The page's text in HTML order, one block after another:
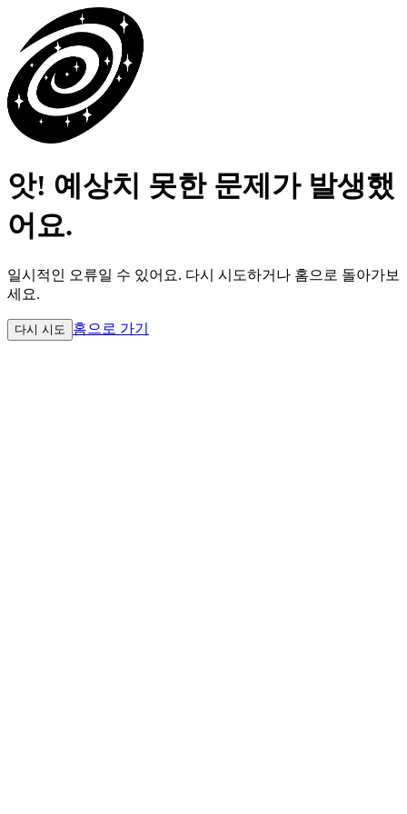
앗! 예상치 못한 문제가 발생했
어요.
일시적인 오류일 수 있어요. 다시 시도하거나 홈으로 돌아가보
세요.
다시 시도 홈으로 가기